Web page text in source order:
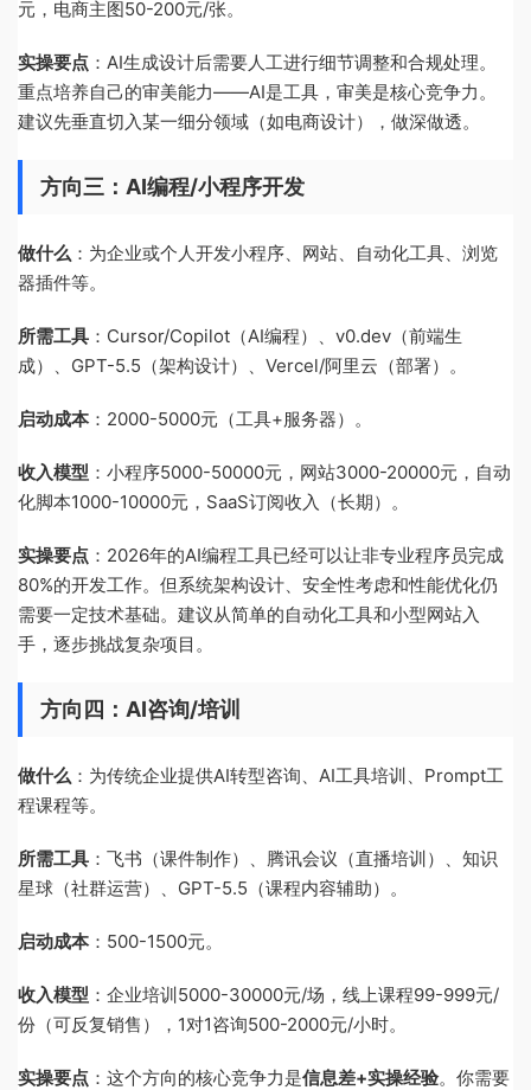
元，电商主图50-200元/张。
实操要点 ：AI生成设计后需要人工进行细节调整和合规处理。
重点培养自己的审美能力——AI是工具，审美是核心竞争力。
建议先垂直切入某一细分领域（如电商设计），做深做透。
方向三：AI编程/小程序开发
做什么 ：为企业或个人开发小程序、网站、自动化工具、浏览
器插件等。
所需工具 ：Cursor/Copilot（AI编程）、v0.dev（前端生
成）、GPT-5.5（架构设计）、Vercel/阿里云（部署）。
启动成本：2000-5000元（工具+服务器）。
收入模型 ：小程序5000-50000元，网站3000-20000元，自动
化脚本1000-10000元，SaaS订阅收入（长期）。
实操要点 ：2026年的AI编程工具已经可以让非专业程序员完成
80%的开发工作。但系统架构设计、安全性考虑和性能优化仍
需要一定技术基础。建议从简单的自动化工具和小型网站入
手，逐步挑战复杂项目。
方向四：AI咨询/培训
做什么 ：为传统企业提供AI转型咨询、AI工具培训、Prompt工
程课程等。
所需工具 ：飞书（课件制作）、腾讯会议（直播培训）、知识
星球（社群运营）、GPT-5.5（课程内容辅助）。
启动成本：500-1500元。
收入模型 ：企业培训5000-30000元/场，线上课程99-999元/
份（可反复销售），1对1咨询500-2000元/小时。
实操要点 ：这个方向的核心竞争力是信息差+实操经验。你需要